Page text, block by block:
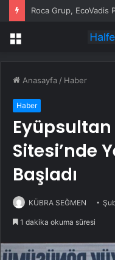
Menü
Anasayfa / Haber
Haber
Sitesi’nde
Başladı
KÜBRA SEĞMEN
1 dakika okuma süresi